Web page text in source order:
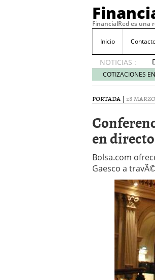
FinancialRed es una
Inicio
NOTICIAS :
COTIZACIONES
PORTADA | 28
en directo
Bolsa.com
Gaesco a